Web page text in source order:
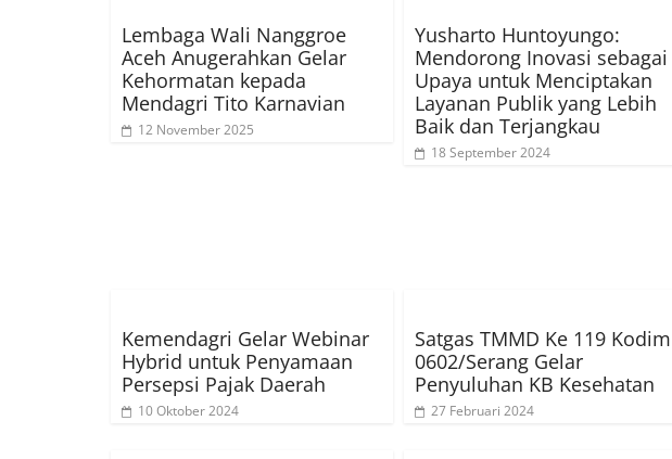
Lembaga Wali Nanggroe
Aceh Anugerahkan Gelar
Kehormatan kepada
Mendagri Tito Karnavian
12 November 2025
Yusharto Huntoyungo:
Mendorong Inovasi sebagai
Upaya untuk Menciptakan
Layanan Publik yang Lebih
Baik dan Terjangkau
18 September 2024
Kemendagri Gelar Webinar
Hybrid untuk Penyamaan
Persepsi Pajak Daerah
10 Oktober 2024
Satgas TMMD Ke 119 Kodim
0602/Serang Gelar
Penyuluhan KB Kesehatan
27 Februari 2024